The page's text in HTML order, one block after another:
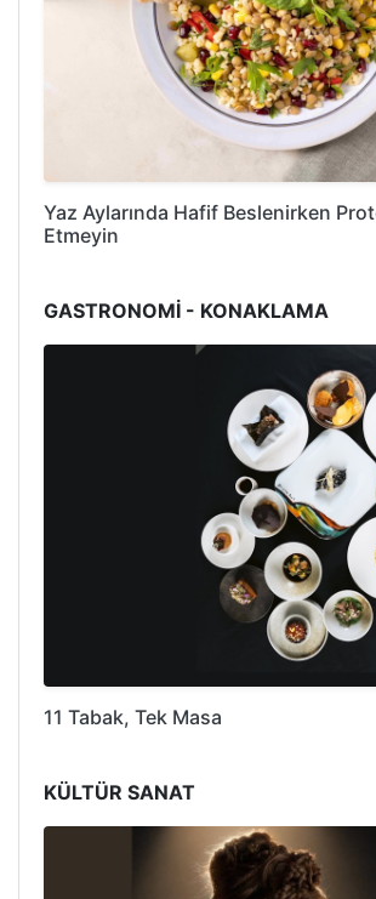
Yaz Aylarında Hafif Beslenirken
Etmeyin
GASTRONOMİ - KONAKLAMA
11 Tabak, Tek Masa
KÜLTÜR SANAT